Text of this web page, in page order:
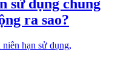
sử dụng chung
ra sao?